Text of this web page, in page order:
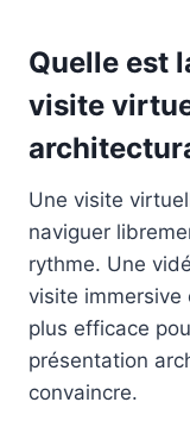
Quelle est
visite
Une visite
naviguer
rythme. Une
visite immersive
plus efficace
présentation
convaincre.